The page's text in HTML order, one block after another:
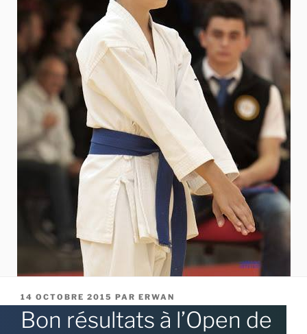
PUBLIÉ
14 OCTOBRE 2015 PAR ERWAN
Bon résultats à l’Open de